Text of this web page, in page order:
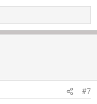
#7